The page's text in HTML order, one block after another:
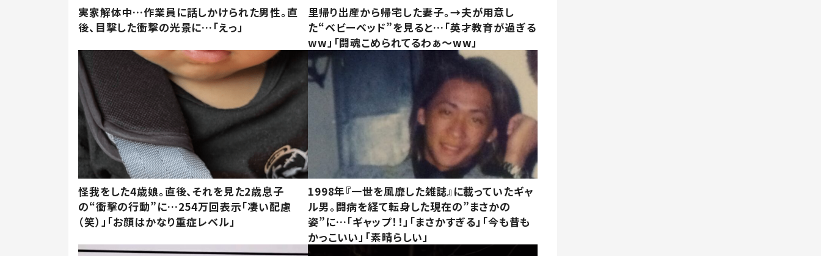
実家解体中…作業員に話しかけられた男性。直
後、目撃した衝撃の光景に…「えっ」
里帰り出産から帰宅した妻子。→夫が用意し
た“ベビーベッド”を見ると…「英才教育が過ぎる
ww」「闘魂こめられてるわぁ～ww」
怪我をした4歳娘。直後、それを見た2歳息子
の“衝撃の行動”に…254万回表示「凄い配慮
（笑）」「お顔はかなり重症レベル」
1998年『一世を風靡した雑誌』に載っていたギャ
ル男。闘病を経て転身した現在の”まさかの
姿”に…「ギャップ！！」「まさかすぎる」「今も昔も
かっこいい」「素晴らしい」